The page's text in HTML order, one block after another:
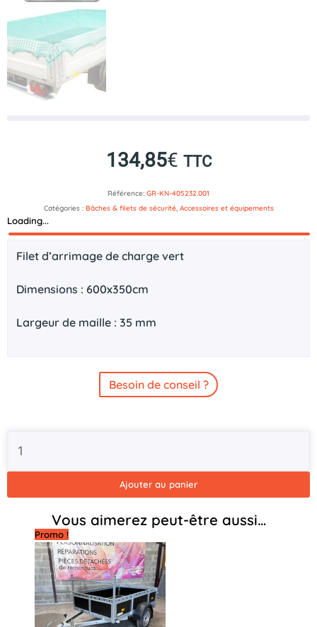
134,85€ TTC
Référence: GR-KN-405232.001
Catégories : Bâches & filets de sécurité, Accessoires et équipements
Loading...
Description
Filet d’arrimage de charge vert
Dimensions : 600x350cm
Largeur de maille : 35 mm
Besoin de conseil ?
chargement
Ajouter au panier
Vous aimerez peut-être aussi…
Promo !